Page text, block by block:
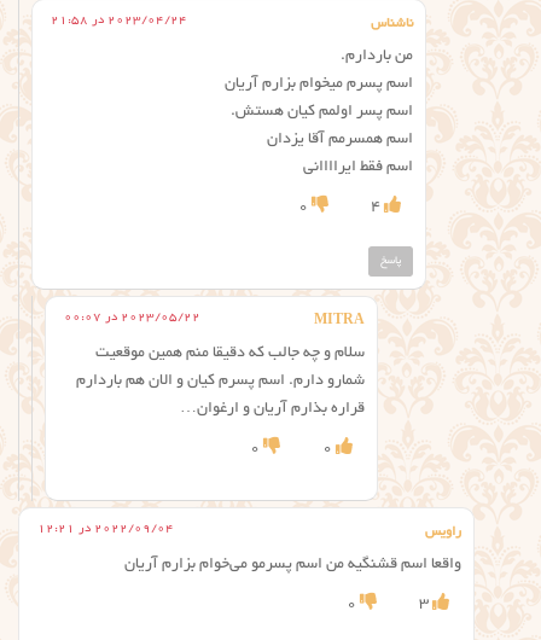
ناشناس 2023/04/24 در 21:58
من باردارم.
اسم پسرم میخوام بزارم آریان
اسم پسر اولمم کیان هستش.
اسم همسرمم آقا یزدان
اسم فقط ایراااانی
4
0
پاسخ
MITRA 2023/05/22 در 00:07
سلام و چه جالب که دقیقا منم همین موقعیت
شمارو دارم. اسم پسرم کیان و الان هم باردارم
قراره بذارم آریان و ارغوان…
0
0
راویس 2022/09/04 در 12:21
واقعا اسم قشنگیه من اسم پسرمو می‌خوام بزارم آریان
3
0